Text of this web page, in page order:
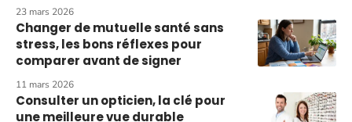
23 mars 2026
Changer de mutuelle santé sans
stress, les bons réflexes pour
comparer avant de signer
11 mars 2026
Consulter un opticien, la clé pour
une meilleure vue durable